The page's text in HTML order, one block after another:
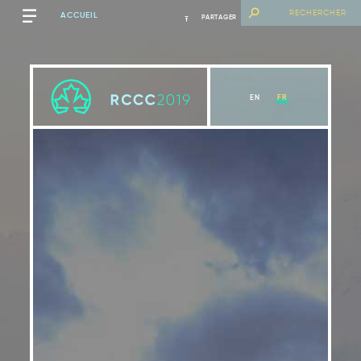
ACCUEIL PARTAGER
EN FR